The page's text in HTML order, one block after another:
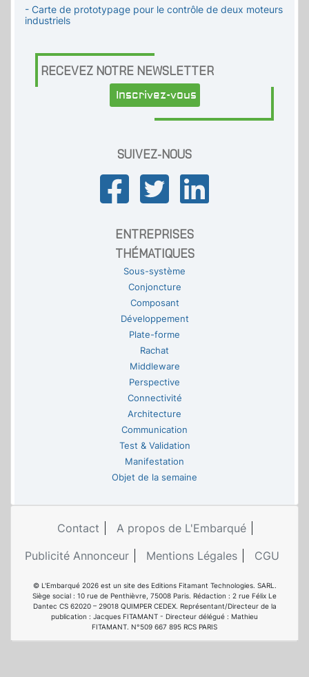
- Carte de prototypage pour le contrôle de deux moteurs
industriels
RECEVEZ NOTRE NEWSLETTER
Inscrivez-vous
SUIVEZ-NOUS
ENTREPRISES
THÉMATIQUES
Sous-système
Conjoncture
Composant
Développement
Plate-forme
Rachat
Middleware
Perspective
Connectivité
Architecture
Communication
Test & Validation
Manifestation
Objet de la semaine
Contact
A propos de L'Embarqué
Publicité Annonceur
Mentions Légales CGU
© L'Embarqué 2026 est un site des Editions Fitamant Technologies. SARL.
Siège social : 10 rue de Penthièvre, 75008 Paris. Rédaction : 2 rue Félix Le
Dantec CS 62020 – 29018 QUIMPER CEDEX. Représentant/Directeur de la
publication : Jacques FITAMANT - Directeur délégué : Mathieu
FITAMANT. N°509 667 895 RCS PARIS